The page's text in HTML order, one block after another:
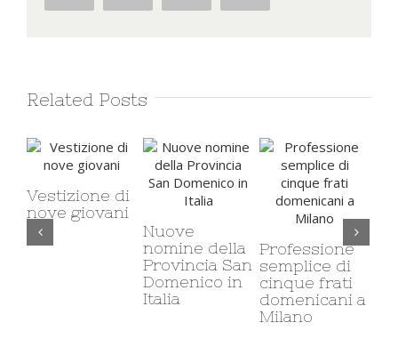
Related Posts
Nuove
nomine della
Professione
semplice di
cinque frati
domenicani a
Il carcere e il
carcere
minorile:
corso di etica
sociale